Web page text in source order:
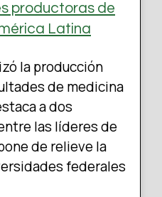
productoras de
Latina
la producción
de medicina
a dos
las líderes de
de relieve la
federales